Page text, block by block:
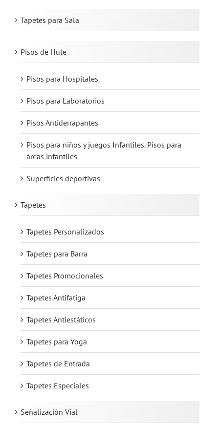
Tapetes para Sala
Pisos de Hule
Pisos para Hospitales
Pisos para Laboratorios
Pisos Antiderrapantes
Pisos para niños y juegos Infantiles. Pisos para
áreas infantiles
Superficies deportivas
Tapetes
Tapetes Personalizados
Tapetes para Barra
Tapetes Promocionales
Tapetes Antifatiga
Tapetes Antiestáticos
Tapetes para Yoga
Tapetes de Entrada
Tapetes Especiales
Señalización Vial